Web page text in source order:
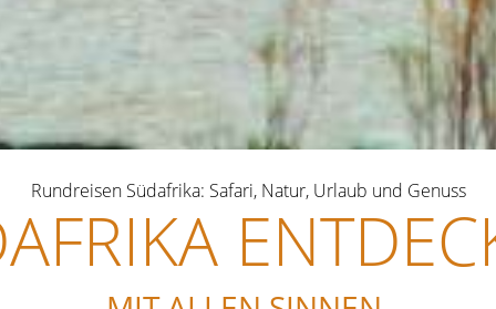
Rundreisen Südafrika: Safari, Natur, Urlaub und Genuss